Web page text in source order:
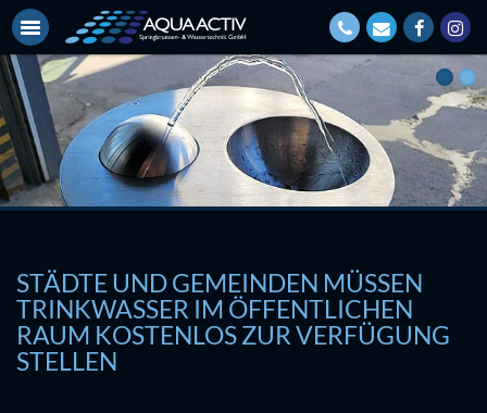
STÄDTE UND GEMEINDEN MÜSSEN
TRINKWASSER IM ÖFFENTLICHEN
RAUM KOSTENLOS ZUR VERFÜGUNG
STELLEN